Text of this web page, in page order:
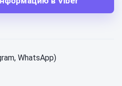
WhatsApp)